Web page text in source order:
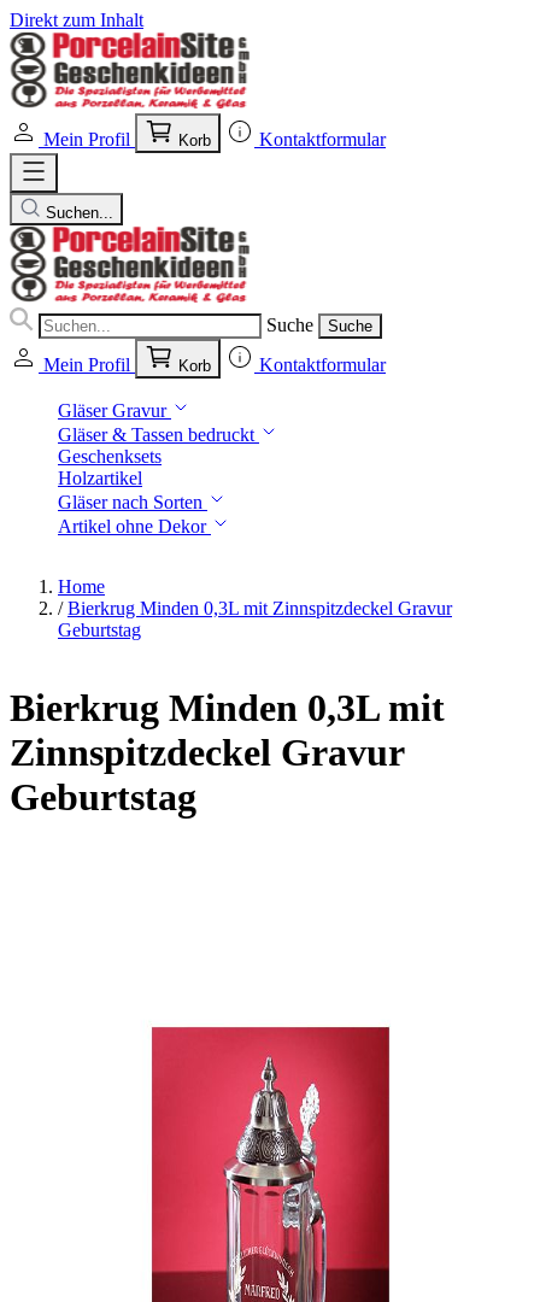
Direkt zum Inhalt
Mein Profil Korb Kontaktformular
Suchen...
Suche Suche
Mein Profil Korb Kontaktformular
Gläser Gravur
Gläser & Tassen bedruckt
Geschenksets
Holzartikel
Gläser nach Sorten
Artikel ohne Dekor
Home
/ Bierkrug Minden 0,3L mit Zinnspitzdeckel Gravur
Geburtstag
Bierkrug Minden 0,3L mit
Zinnspitzdeckel Gravur
Geburtstag